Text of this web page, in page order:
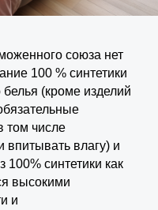
союза нет
100 % синтетики
белья (кроме изделий
том числе
впитывать влагу) и
синтетики как
высокими
и